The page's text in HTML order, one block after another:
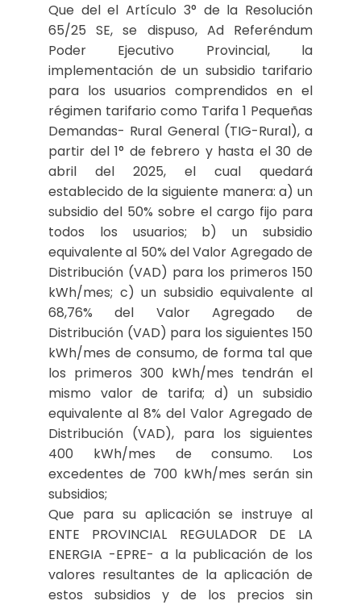
Que del el Artículo 3° de la Resolución
65/25 SE, se dispuso, Ad Referéndum
Poder Ejecutivo Provincial, la
implementación de un subsidio tarifario
para los usuarios comprendidos en el
régimen tarifario como Tarifa 1 Pequeñas
Demandas- Rural General (TIG-Rural), a
partir del 1° de febrero y hasta el 30 de
abril del 2025, el cual quedará
establecido de la siguiente manera: a) un
subsidio del 50% sobre el cargo fijo para
todos los usuarios; b) un subsidio
equivalente al 50% del Valor Agregado de
Distribución (VAD) para los primeros 150
kWh/mes; c) un subsidio equivalente al
68,76% del Valor Agregado de
Distribución (VAD) para los siguientes 150
kWh/mes de consumo, de forma tal que
los primeros 300 kWh/mes tendrán el
mismo valor de tarifa; d) un subsidio
equivalente al 8% del Valor Agregado de
Distribución (VAD), para los siguientes
400 kWh/mes de consumo. Los
excedentes de 700 kWh/mes serán sin
subsidios;
Que para su aplicación se instruye al
ENTE PROVINCIAL REGULADOR DE LA
ENERGIA -EPRE- a la publicación de los
valores resultantes de la aplicación de
estos subsidios y de los precios sin